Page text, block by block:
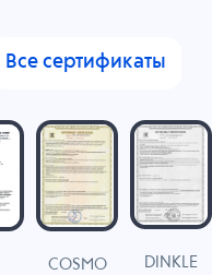
Все сертификаты
COSMO DINKLE